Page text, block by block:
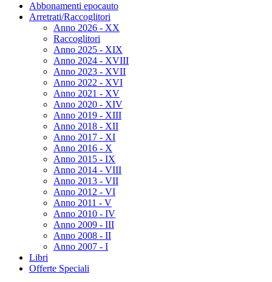
Abbonamenti epocauto
Arretrati/Raccoglitori
Anno 2026 - XX
Raccoglitori
Anno 2025 - XIX
Anno 2024 - XVIII
Anno 2023 - XVII
Anno 2022 - XVI
Anno 2021 - XV
Anno 2020 - XIV
Anno 2019 - XIII
Anno 2018 - XII
Anno 2017 - XI
Anno 2016 - X
Anno 2015 - IX
Anno 2014 - VIII
Anno 2013 - VII
Anno 2012 - VI
Anno 2011 - V
Anno 2010 - IV
Anno 2009 - III
Anno 2008 - II
Anno 2007 - I
Libri
Offerte Speciali